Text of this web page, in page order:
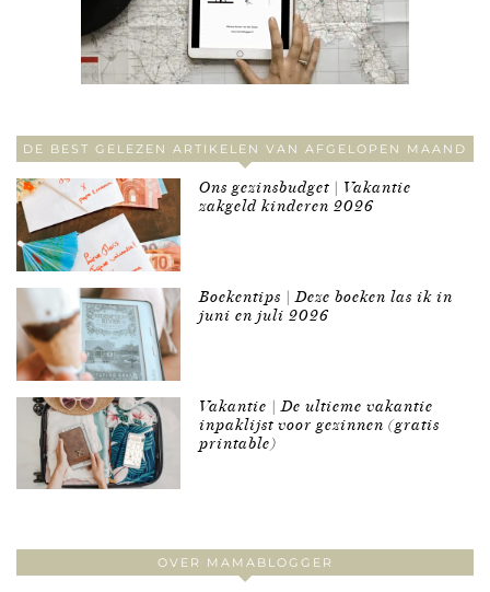
DE BEST GELEZEN ARTIKELEN VAN AFGELOPEN MAAND
Ons gezinsbudget | Vakantie
zakgeld kinderen 2026
Boekentips | Deze boeken las ik in
juni en juli 2026
Vakantie | De ultieme vakantie
inpaklijst voor gezinnen (gratis
printable)
OVER MAMABLOGGER